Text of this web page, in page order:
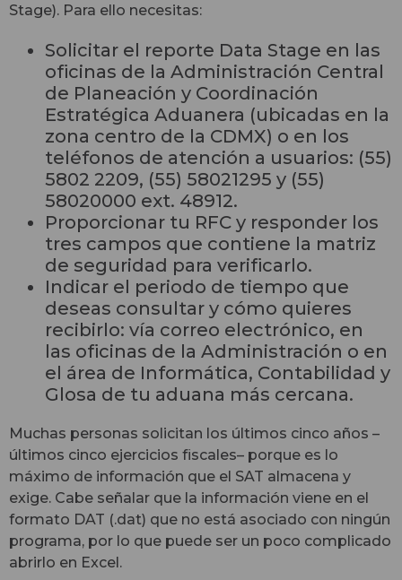
Stage). Para ello necesitas:
Solicitar el reporte Data Stage en las
oficinas de la Administración Central
de Planeación y Coordinación
Estratégica Aduanera (ubicadas en la
zona centro de la CDMX) o en los
teléfonos de atención a usuarios: (55)
5802 2209, (55) 58021295 y (55)
58020000 ext. 48912.
Proporcionar tu RFC y responder los
tres campos que contiene la matriz
de seguridad para verificarlo.
Indicar el periodo de tiempo que
deseas consultar y cómo quieres
recibirlo: vía correo electrónico, en
las oficinas de la Administración o en
el área de Informática, Contabilidad y
Glosa de tu aduana más cercana.
Muchas personas solicitan los últimos cinco años –
últimos cinco ejercicios fiscales– porque es lo
máximo de información que el SAT almacena y
exige. Cabe señalar que la información viene en el
formato DAT (.dat) que no está asociado con ningún
programa, por lo que puede ser un poco complicado
abrirlo en Excel.